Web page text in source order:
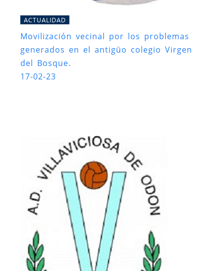
ACTUALIDAD
Movilización vecinal por los problemas
generados en el antigüo colegio Virgen
del Bosque.
17-02-23